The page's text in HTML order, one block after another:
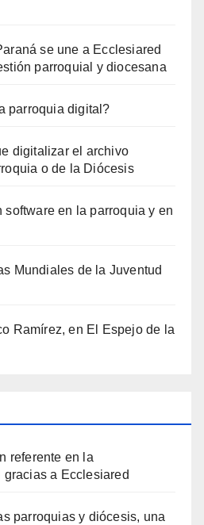
se une a Ecclesiared
parroquial y diocesana
parroquia digital?
digitalizar el archivo
o de la Diócesis
software en la parroquia y en
Mundiales de la Juventud
Ramírez, en El Espejo de la
referente en la
a Ecclesiared
parroquias y diócesis, una